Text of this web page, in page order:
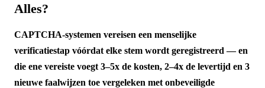
Alles?
CAPTCHA-systemen vereisen een menselijke
verificatiestap vóórdat elke stem wordt geregistreerd — en
die ene vereiste voegt 3–5x de kosten, 2–4x de levertijd en 3
nieuwe faalwijzen toe vergeleken met onbeveiligde